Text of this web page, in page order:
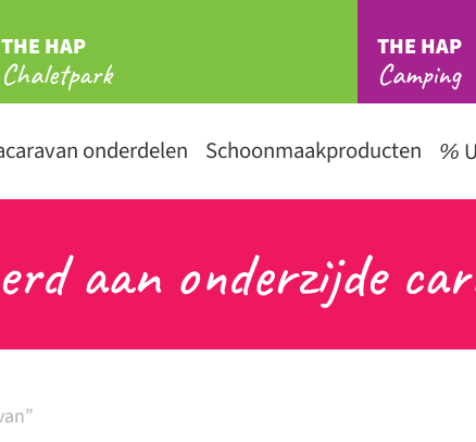
THE HAP
Chaletpark
THE HAP
Camping
onderdelen Schoonmaakproducten
aan onderzijde